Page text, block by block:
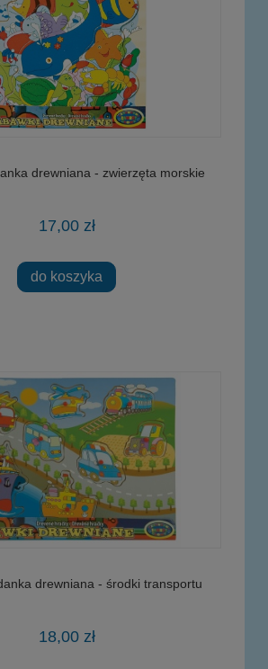
drewniana - zwierzęta morskie
17,00 zł
do koszyka
drewniana - środki transportu
18,00 zł